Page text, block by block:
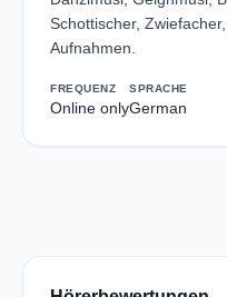
Schottischer,
Aufnahmen.
FREQUENZ
Online only
SPRACHE
German